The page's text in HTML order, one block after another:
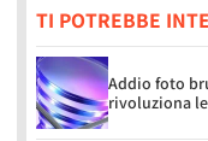
TI POTREBBE
Addio foto
rivoluziona le